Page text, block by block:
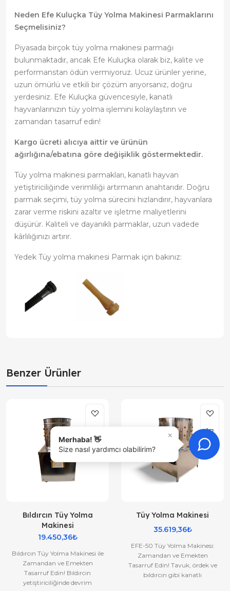
Neden Efe Kuluçka Tüy Yolma Makinesi Parmaklarını
Seçmelisiniz?
Piyasada birçok tüy yolma makinesi parmağı
bulunmaktadır, ancak Efe Kuluçka olarak biz, kalite ve
performanstan ödün vermiyoruz. Ucuz ürünler yerine,
uzun ömürlü ve etkili bir çözüm arıyorsanız, doğru
yerdesiniz. Efe Kuluçka güvencesiyle, kanatlı
hayvanlarınızın tüy yolma işlemini kolaylaştırın ve
zamandan tasarruf edin!
Kargo ücreti alıcıya aittir ve ürünün
ağırlığına/ebatına göre değişiklik göstermektedir.
Tüy yolma makinesi parmakları, kanatlı hayvan
yetiştiriciliğinde verimliliği artırmanın anahtarıdır. Doğru
parmak seçimi, tüy yolma sürecini hızlandırır, hayvanlara
zarar verme riskini azaltır ve işletme maliyetlerini
düşürür. Kaliteli ve dayanıklı parmaklar, uzun vadede
kârlılığınızı artırır.
Yedek Tüy yolma makinesi Parmak için bakınız:
Benzer Ürünler
Bıldırcın Tüy Yolma
Makinesi
19.450,36₺
Bıldırcın Tüy Yolma Makinesi ile
Zamandan ve Emekten
Tasarruf Edin! Bıldırcın
yetiştiriciliğinde devrim
Tüy Yolma Makinesi
35.619,36₺
EFE-50 Tüy Yolma Makinesi:
Zamandan ve Emekten
Tasarruf Edin! Tavuk, ördek ve
bıldırcın gibi kanatlı
×
Merhaba! 👋
Size nasıl yardımcı olabilirim?